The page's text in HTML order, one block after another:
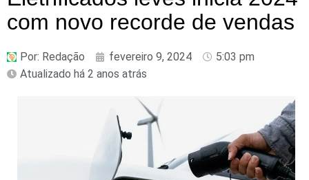
com novo recorde de vendas
Por: Redação fevereiro 9, 2024
5:03 pm
Atualizado há 2 anos atrás